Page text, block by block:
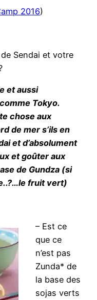
2016)
Sendai et votre
et aussi
Tokyo.
chose aux
de mer s’ils en
et d’absolument
et goûter aux
de Gundza (si
fruit vert)
– Est ce
que ce
n’est pas
Zunda* de
la base des
sojas verts